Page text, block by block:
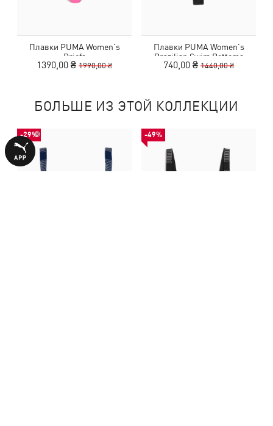
Плавки PUMA Women's
Briefs
1390,00 ₴ 1990,00 ₴
Плавки PUMA Women's
Brazilian Swim Bottoms
740,00 ₴ 1440,00 ₴
БОЛЬШЕ ИЗ ЭТОЙ КОЛЛЕКЦИИ
-29% -49%